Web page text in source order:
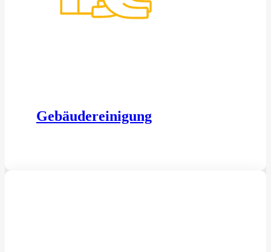
Gebäudereinigung